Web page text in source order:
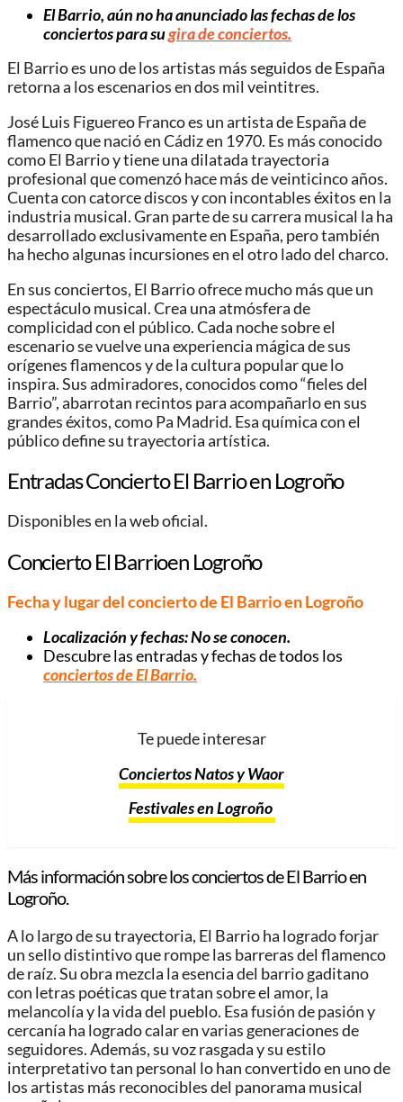
El Barrio, aún no ha anunciado las fechas de los
conciertos para sugira de conciertos.
El Barrio es uno de los artistas más seguidos de España
retorna a los escenarios en dos mil veintitres.
José Luis Figuereo Franco es un artista de España de
flamenco que nació en Cádiz en 1970. Es más conocido
como El Barrio y tiene una dilatada trayectoria
profesional que comenzó hace más de veinticinco años.
Cuenta con catorce discos y con incontables éxitos en la
industria musical. Gran parte de su carrera musical la ha
desarrollado exclusivamente en España, pero también
ha hecho algunas incursiones en el otro lado del charco.
En sus conciertos, El Barrio ofrece mucho más que un
espectáculo musical. Crea una atmósfera de
complicidad con el público. Cada noche sobre el
escenario se vuelve una experiencia mágica de sus
orígenes flamencos y de la cultura popular que lo
inspira. Sus admiradores, conocidos como “fieles del
Barrio”, abarrotan recintos para acompañarlo en sus
grandes éxitos, como Pa Madrid. Esa química con el
público define su trayectoria artística.
Entradas Concierto El Barrio en Logroño
Disponibles en la web oficial.
Concierto El Barrioen Logroño
Fecha y lugar del concierto de El Barrio en Logroño
Localización y fechas: No se conocen.
Descubre las entradas y fechas de todos los
conciertos de El Barrio.
Te puede interesar
Conciertos Natos y Waor
Festivales en Logroño
Más información sobre los conciertos de El Barrio en
Logroño.
A lo largo de su trayectoria, El Barrio ha logrado forjar
un sello distintivo que rompe las barreras del flamenco
de raíz. Su obra mezcla la esencia del barrio gaditano
con letras poéticas que tratan sobre el amor, la
melancolía y la vida del pueblo. Esa fusión de pasión y
cercanía ha logrado calar en varias generaciones de
seguidores. Además, su voz rasgada y su estilo
interpretativo tan personal lo han convertido en uno de
los artistas más reconocibles del panorama musical